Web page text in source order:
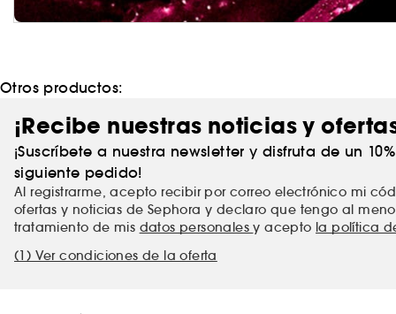
Otros productos:
¡Recibe nuestras noticias y
¡Suscríbete a nuestra newsletter y disfruta de un
siguiente pedido!
Al registrarme, acepto recibir por correo electrónico mi
ofertas y noticias de Sephora y declaro que tengo al
tratamiento de mis datos personalesy acepto la política
(1) Ver condiciones de la oferta